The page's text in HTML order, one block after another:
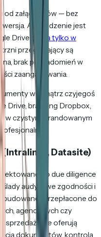
od załączników — bez
Ale śledzenie jest
Drive działa tylko w
przeglądający są
brak powiadomień w
zaangażowania.
wewnątrz czyjegoś
Drive, branding Dropbox,
w czystym, brandowanym
(Intralinks, Datasite)
do due diligence
audytowe zgodności i
i przepłacone do
agencyjnych czy
sprzedażowe oferują
dokumentów, kontrola